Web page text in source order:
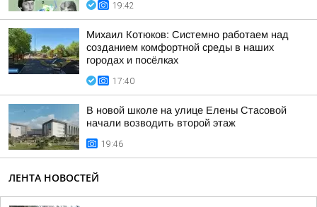
19:42
Михаил Котюков: Системно работаем над
созданием комфортной среды в наших
городах и посёлках
17:40
В новой школе на улице Елены Стасовой
начали возводить второй этаж
19:46
ЛЕНТА НОВОСТЕЙ